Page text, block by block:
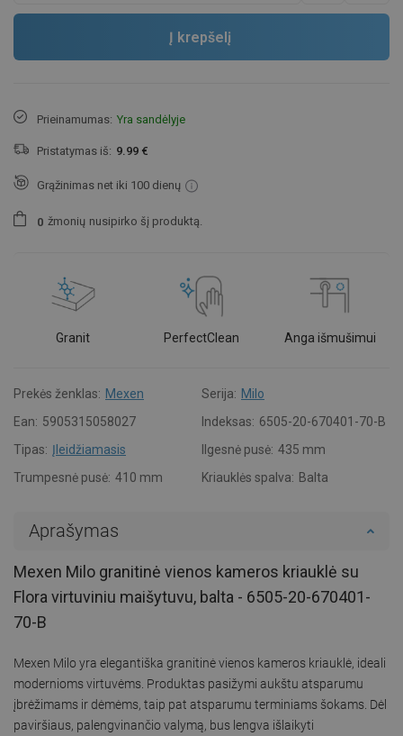
Į krepšelį
Prieinamumas: Yra sandėlyje
Pristatymas iš: 9.99 €
Grąžinimas net iki 100 dienų
0 žmonių nusipirko šį produktą.
Granit PerfectClean Anga išmušimui
Prekės ženklas: Mexen Serija: Milo
Ean: 5905315058027 Indeksas: 6505-20-670401-70-B
Tipas: Įleidžiamasis Ilgesnė pusė: 435 mm
Trumpesnė pusė: 410 mm Kriauklės spalva: Balta
Aprašymas
Mexen Milo granitinė vienos kameros kriauklė su
Flora virtuviniu maišytuvu, balta - 6505-20-670401-
70-B
Mexen Milo yra elegantiška granitinė vienos kameros kriauklė, ideali
modernioms virtuvėms. Produktas pasižymi aukštu atsparumu
įbrėžimams ir dėmėms, taip pat atsparumu terminiams šokams. Dėl
paviršiaus, palengvinančio valymą, bus lengva išlaikyti